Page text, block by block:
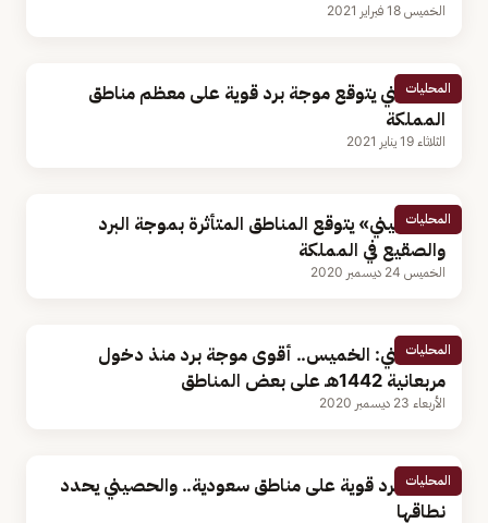
الخميس 18 فبراير 2021
المحليات
الحصيني يتوقع موجة برد قوية على معظم مناطق
المملكة
الثلاثاء 19 يناير 2021
المحليات
«الحصيني» يتوقع المناطق المتأثرة بموجة البرد
والصقيع في المملكة
الخميس 24 ديسمبر 2020
المحليات
الحصيني: الخميس.. أقوى موجة برد منذ دخول
مربعانية 1442هـ على بعض المناطق
الأربعاء 23 ديسمبر 2020
المحليات
موجة برد قوية على مناطق سعودية.. والحصيني يحدد
نطاقها